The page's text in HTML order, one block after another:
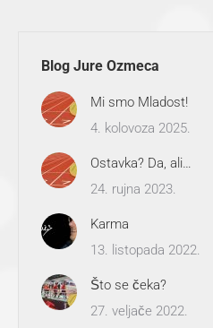
Blog Jure Ozmeca
Mi smo Mladost!
4. kolovoza 2025.
Ostavka? Da, ali…
24. rujna 2023.
Karma
13. listopada 2022.
Što se čeka?
27. veljače 2022.